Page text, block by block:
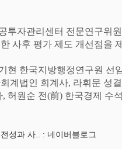
투자관리센터 전문연구위
사후 평가 제도 개선점을
현 한국지방행정연구원 선
계법인 회계사, 라휘문 성
, 허원순 전(前) 한국경제 수
성과 사.. : 네이버블로그